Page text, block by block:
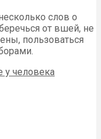
слов о
от вшей, не
пользоваться